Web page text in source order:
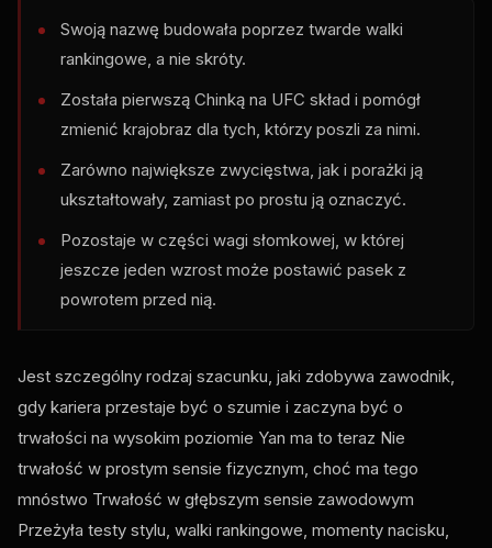
Swoją nazwę budowała poprzez twarde walki
rankingowe, a nie skróty.
Została pierwszą Chinką na UFC skład i pomógł
zmienić krajobraz dla tych, którzy poszli za nimi.
Zarówno największe zwycięstwa, jak i porażki ją
ukształtowały, zamiast po prostu ją oznaczyć.
Pozostaje w części wagi słomkowej, w której
jeszcze jeden wzrost może postawić pasek z
powrotem przed nią.
Jest szczególny rodzaj szacunku, jaki zdobywa zawodnik,
gdy kariera przestaje być o szumie i zaczyna być o
trwałości na wysokim poziomie Yan ma to teraz Nie
trwałość w prostym sensie fizycznym, choć ma tego
mnóstwo Trwałość w głębszym sensie zawodowym
Przeżyła testy stylu, walki rankingowe, momenty nacisku,